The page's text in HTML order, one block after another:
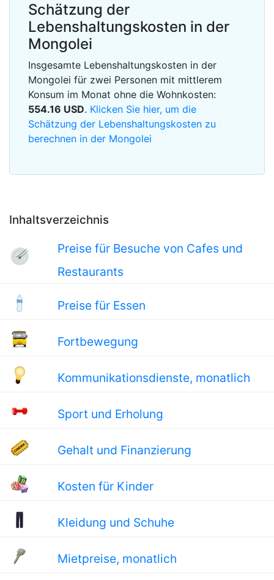
Inhaltsverzeichnis
Preise für Besuche von Cafes und
Restaurants
Preise für Essen
Fortbewegung
Kommunikationsdienste, monatlich
Sport und Erholung
Gehalt und Finanzierung
Kosten für Kinder
Kleidung und Schuhe
Mietpreise, monatlich
Schätzung der
Lebenshaltungskosten in der
Mongolei
Insgesamte Lebenshaltungskosten in der
Mongolei für zwei Personen mit mittlerem
Konsum im Monat ohne die Wohnkosten:
554.16 USD. Klicken Sie hier, um die
Schätzung der Lebenshaltungskosten zu
berechnen in der Mongolei